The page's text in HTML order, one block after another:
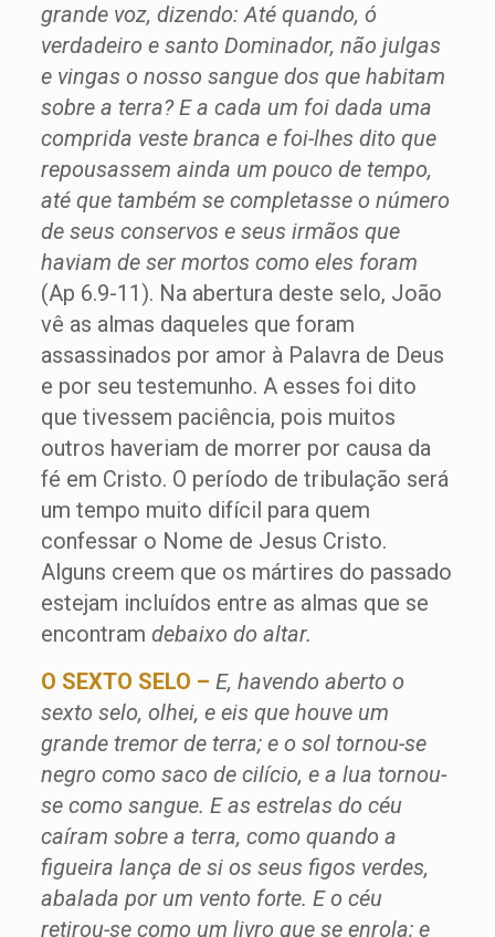
grande voz, dizendo: Até quando, ó
verdadeiro e santo Dominador, não julgas
e vingas o nosso sangue dos que habitam
sobre a terra? E a cada um foi dada uma
comprida veste branca e foi-lhes dito que
repousassem ainda um pouco de tempo,
até que também se completasse o número
de seus conservos e seus irmãos que
haviam de ser mortos como eles foram
(Ap 6.9-11). Na abertura deste selo, João
vê as almas daqueles que foram
assassinados por amor à Palavra de Deus
e por seu testemunho. A esses foi dito
que tivessem paciência, pois muitos
outros haveriam de morrer por causa da
fé em Cristo. O período de tribulação será
um tempo muito difícil para quem
confessar o Nome de Jesus Cristo.
Alguns creem que os mártires do passado
estejam incluídos entre as almas que se
encontram debaixo do altar.
O SEXTO SELO – E, havendo aberto o
sexto selo, olhei, e eis que houve um
grande tremor de terra; e o sol tornou-se
negro como saco de cilício, e a lua tornou-
se como sangue. E as estrelas do céu
caíram sobre a terra, como quando a
figueira lança de si os seus figos verdes,
abalada por um vento forte. E o céu
retirou-se como um livro que se enrola; e